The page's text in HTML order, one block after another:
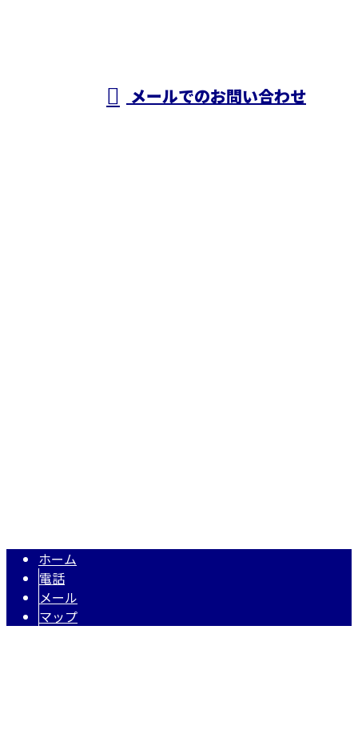
メールでのお問い合わせ
ホーム
電話
メール
マップ